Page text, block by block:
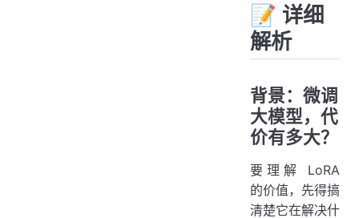
📝 详细
解析
背景：微调
大模型，代
价有多大？
要理解 LoRA
的价值，先得搞
清楚它在解决什